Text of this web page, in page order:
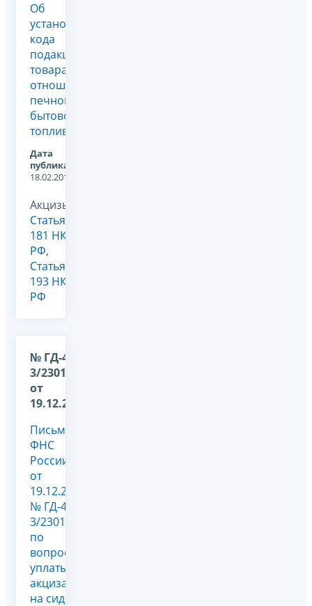
Об
установлении
кода
подакцизного
товара в
отношении
печного
бытового
топлива
Дата
публикации:
18.02.2013
Акцизы,
Статья
181 НК
РФ,
Статья
193 НК
РФ
№ ГД-4-
3/23011@
от
19.12.2013
Письмо
ФНС
России
от
19.12.2013
№ ГД-4-
3/23011@
по
вопросу
уплаты
акциза
на сидр,